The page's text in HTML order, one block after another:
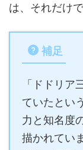
は、それだけ
補足
「ドドリア
ていたとい
力と知名度
描かれてい